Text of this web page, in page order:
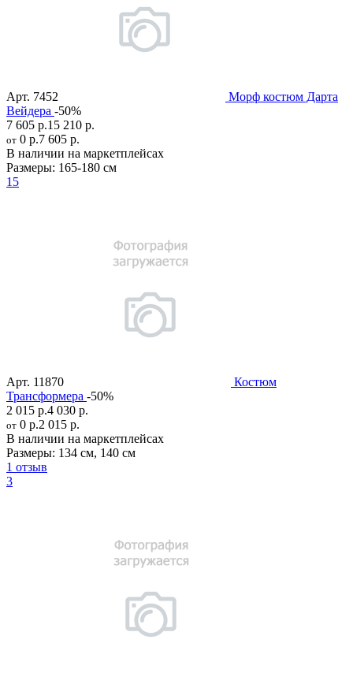
Арт. 7452
Морф костюм Дарта
Вейдера -50%
7 605 р.15 210 р.
от 0 р.7 605 р.
В наличии на маркетплейсах
Размеры: 165-180 см
15
Арт. 11870
Костюм
Трансформера -50%
2 015 р.4 030 р.
от 0 р.2 015 р.
В наличии на маркетплейсах
Размеры: 134 см, 140 см
1 отзыв
3